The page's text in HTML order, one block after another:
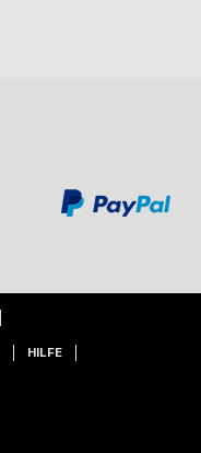
HILFE